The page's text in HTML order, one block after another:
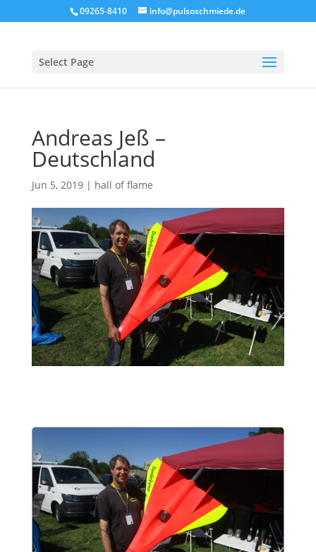
09265-8410 info@pulsoschmiede.de
Select Page
Andreas Jeß –
Deutschland
Jun 5, 2019| hall of flame